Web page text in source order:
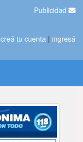
Publicidad
creá tu cuenta | ingresá